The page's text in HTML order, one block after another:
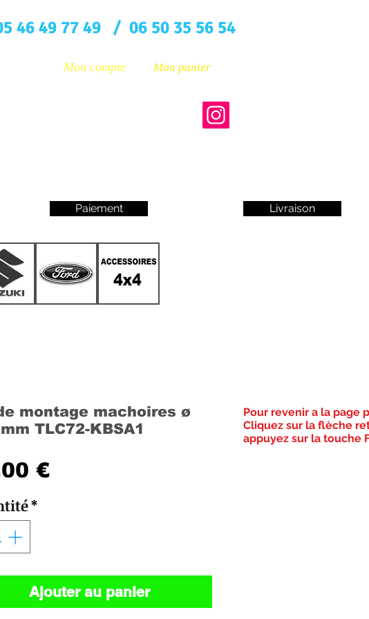
46 49 77 49 / 06 50 35 56 54
Mon compte Mon panier
Paiement Livraison
montage machoires ø
TLC72-KBSA1
€Prix
*
Ajouter au panier
Pour revenir a la page
Cliquez sur la flèche
appuyez sur la touche